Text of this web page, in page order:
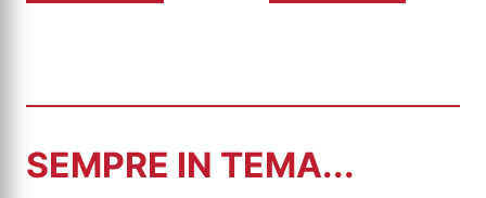
SEMPRE IN TEMA...